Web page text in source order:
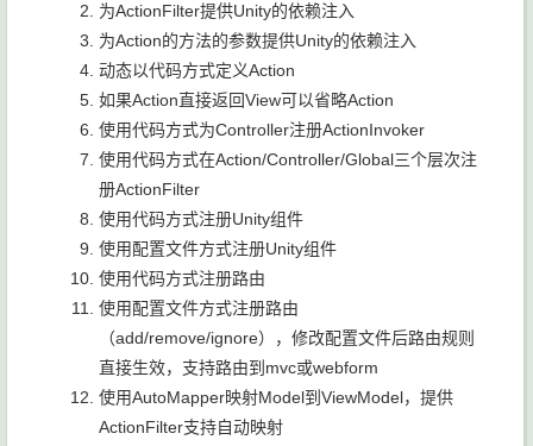
为ActionFilter提供Unity的依赖注入
为Action的方法的参数提供Unity的依赖注入
动态以代码方式定义Action
如果Action直接返回View可以省略Action
使用代码方式为Controller注册ActionInvoker
使用代码方式在Action/Controller/Global三个层次注
册ActionFilter
使用代码方式注册Unity组件
使用配置文件方式注册Unity组件
使用代码方式注册路由
使用配置文件方式注册路由
（add/remove/ignore），修改配置文件后路由规则
直接生效，支持路由到mvc或webform
使用AutoMapper映射Model到ViewModel，提供
ActionFilter支持自动映射